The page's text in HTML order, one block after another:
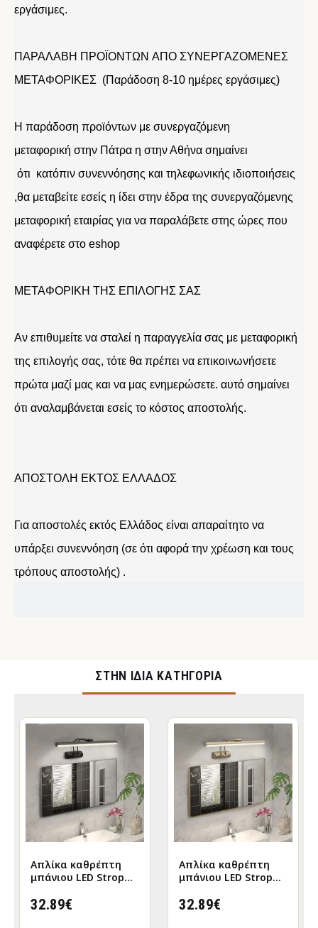
εργάσιμες.
ΠΑΡΑΛΑΒΗ ΠΡΟΪΟΝΤΩΝ ΑΠΟ ΣΥΝΕΡΓΑΖΟΜΕΝΕΣ
ΜΕΤΑΦΟΡΙΚΕΣ (Παράδοση 8-10 ημέρες εργάσιμες)
Η παράδοση προϊόντων με συνεργαζόμενη
μεταφορική στην Πάτρα η στην Αθήνα σημαίνει
ότι κατόπιν συνεννόησης και τηλεφωνικής ιδιοποιήσεις
,θα μεταβείτε εσείς η ίδει στην έδρα της συνεργαζόμενης
μεταφορική εταιρίας για να παραλάβετε στης ώρες που
αναφέρετε στο eshop
ΜΕΤΑΦΟΡΙΚΗ ΤΗΣ ΕΠΙΛΟΓΗΣ ΣΑΣ
Αν επιθυμείτε να σταλεί η παραγγελία σας με μεταφορική
της επιλογής σας, τότε θα πρέπει να επικοινωνήσετε
πρώτα μαζί μας και να μας ενημερώσετε. αυτό σημαίνει
ότι αναλαμβάνεται εσείς το κόστος αποστολής.
ΑΠΟΣΤΟΛΗ ΕΚΤΟΣ ΕΛΛΑΔΟΣ
Για αποστολές εκτός Ελλάδος είναι απαραίτητο να
υπάρξει συνεννόηση (σε ότι αφορά την χρέωση και τους
τρόπους αποστολής) .
ΣΤΉΝ ΊΔΙΑ ΚΑΤΗΓΟΡΊΑ
Απλίκα καθρέπτη
μπάνιου LED Strop
μαύρο 35εκ.
32.89€
Απλίκα καθρέπτη
μπάνιου LED Strop
χρυσό 35εκ.
32.89€